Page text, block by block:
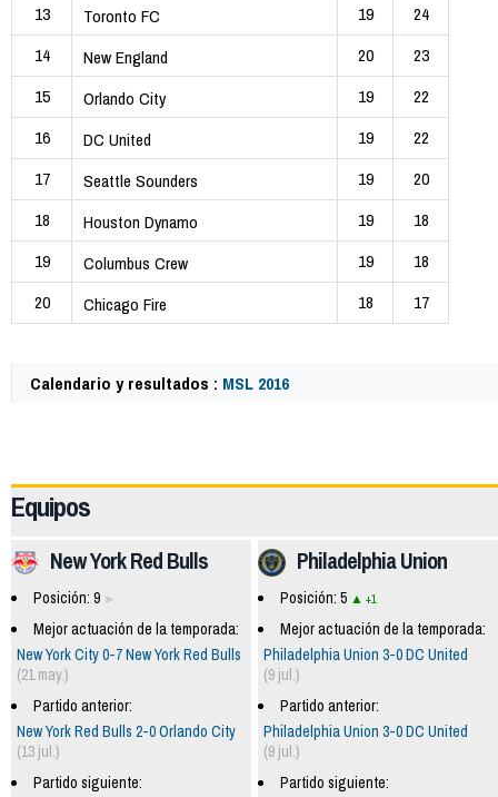
13
Toronto FC 19
24
14
New England 20
23
15
Orlando City 19
22
16
DC United 19
22
17
Seattle Sounders 19
20
18
Houston Dynamo 19
18
19
Columbus Crew 19
18
20
Chicago Fire 18 17
Calendario y resultados : MSL 2016
Equipos
Philadelphia Union
Posición: 5 +1
Mejor actuación de la temporada:
Philadelphia Union 3-0 DC United
(9 jul.)
Partido anterior:
Philadelphia Union 3-0 DC United
(9 jul.)
Partido siguiente:
New York Red Bulls
Posición: 9
Mejor actuación de la temporada:
New York City 0-7 New York Red Bulls
(21 may.)
Partido anterior:
New York Red Bulls 2-0 Orlando City
(13 jul.)
Partido siguiente: